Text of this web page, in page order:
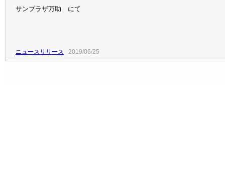
サンプラザ万助 にて
ニュースリリース 2019/06/25